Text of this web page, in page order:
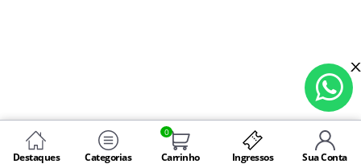
Destaques Categorias
0
Carrinho Ingressos Sua Conta